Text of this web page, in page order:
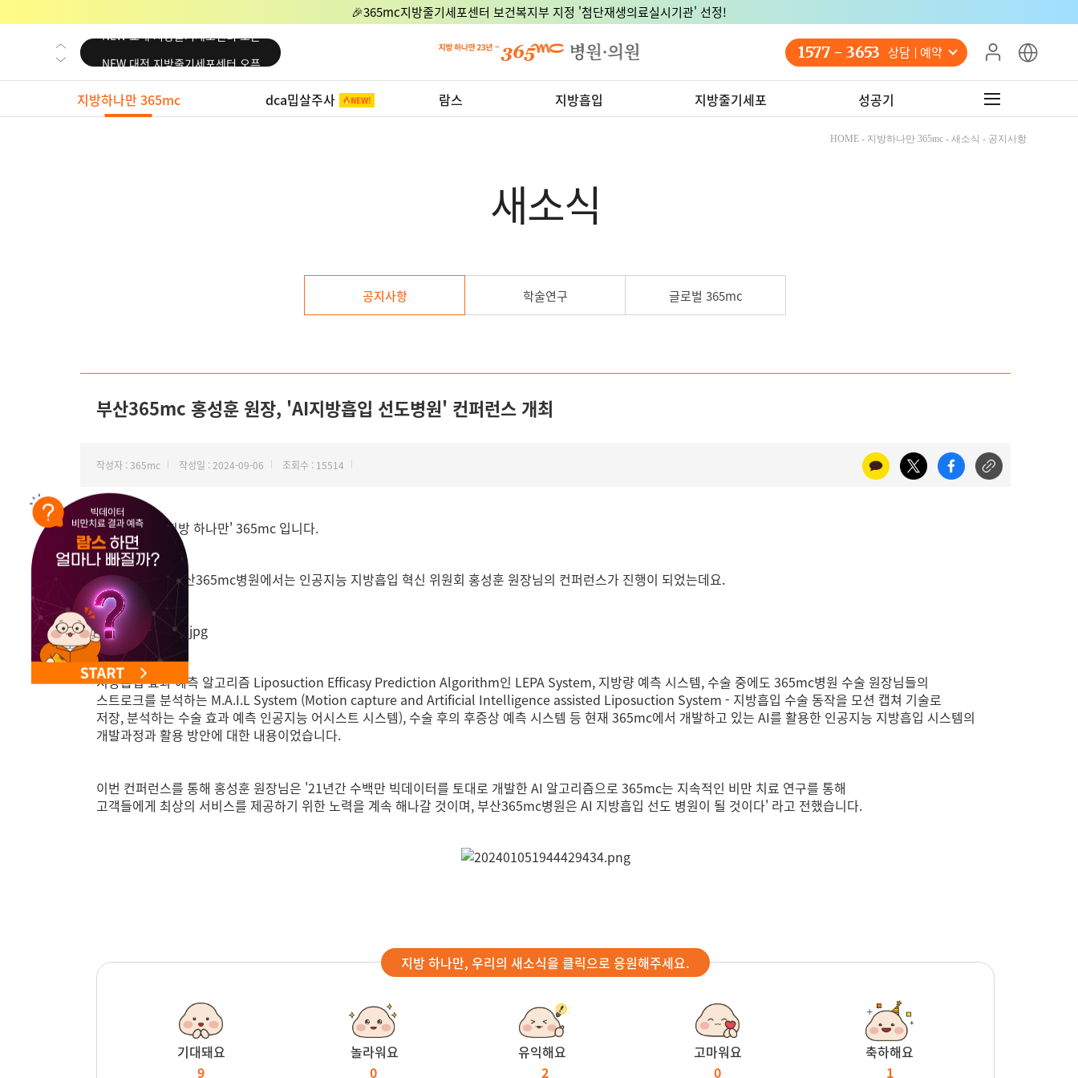
🎉365mc지방줄기세포센터 보건복지부 지정 '첨단재생의료실시기관' 선정!
NEW 교대 지방줄기세포센터 오픈
NEW 노원 지방줄기세포센터 오픈
NEW 미국 LA점 오픈
1577 - 3653 상담 예약
지방하나만 365mc dca밉살주사 람스 지방흡입 지방줄기세포 성공기
HOME - 지방하나만 365mc - 새소식 - 공지사항
새소식
공지사항 학술연구 글로벌 365mc
부산365mc 홍성훈 원장, 'AI지방흡입 선도병원' 컨퍼런스 개최
작성자 : 365mc 작성일 : 2024-09-06 조회수 : 15514
안녕하세요, '지방 하나만' 365mc 입니다.
지난 9월 4일, 부산365mc병원에서는 인공지능 지방흡입 혁신 위원회 홍성훈 원장님의 컨퍼런스가 진행이 되었는데요.
지방흡입 효과 예측 알고리즘 Liposuction Efficasy Prediction Algorithm인 LEPA System, 지방량 예측 시스템,수술 중에도 365mc병원 수술 원장님들의
스트로크를 분석하는 M.A.I.L System (Motion capture and Artificial Intelligence assisted Liposuction System - 지방흡입 수술 동작을 모션 캡쳐 기술로
저장, 분석하는 수술 효과 예측 인공지능 어시스트 시스템),수술 후의 후증상 예측 시스템 등 현재 365mc에서 개발하고 있는 AI를 활용한 인공지능 지방흡입 시스템의
개발과정과 활용 방안에 대한 내용이었습니다.
이번 컨퍼런스를 통해 홍성훈 원장님은 '21년간 수백만 빅데이터를 토대로 개발한 AI 알고리즘으로 365mc는 지속적인 비만 치료 연구를 통해
고객들에게 최상의 서비스를 제공하기 위한 노력을 계속 해나갈 것이며,부산365mc병원은 AI 지방흡입 선도 병원이 될 것이다' 라고 전했습니다.
지방 하나만, 우리의 새소식을 클릭으로 응원해주세요.
기대돼요
9
놀라워요
0
유익해요
2
고마워요
0
축하해요
1